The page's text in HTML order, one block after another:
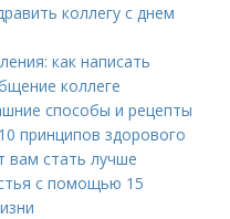
коллегу с днем
как написать
коллеге
способы и рецепты
принципов здорового
вам стать лучше
с помощью 15